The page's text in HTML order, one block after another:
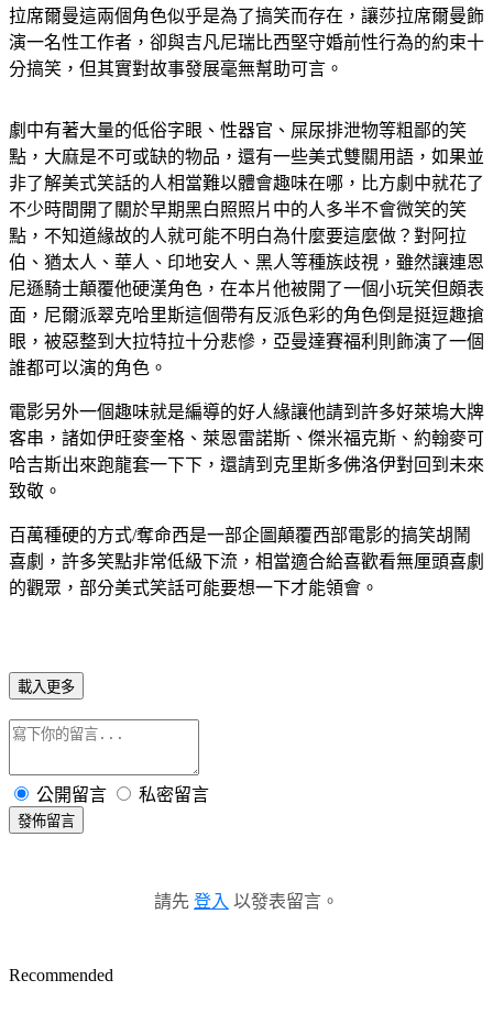
拉席爾曼這兩個角色似乎是為了搞笑而存在，讓莎拉席爾曼飾
演一名性工作者，卻與吉凡尼瑞比西堅守婚前性行為的約束十
分搞笑，但其實對故事發展毫無幫助可言。
劇中有著大量的低俗字眼、性器官、屎尿排泄物等粗鄙的笑
點，大麻是不可或缺的物品，還有一些美式雙關用語，如果並
非了解美式笑話的人相當難以體會趣味在哪，比方劇中就花了
不少時間開了關於早期黑白照照片中的人多半不會微笑的笑
點，不知道緣故的人就可能不明白為什麼要這麼做？對阿拉
伯、猶太人、華人、印地安人、黑人等種族歧視，雖然讓連恩
尼遜騎士顛覆他硬漢角色，在本片他被開了一個小玩笑但頗表
面，尼爾派翠克哈里斯這個帶有反派色彩的角色倒是挺逗趣搶
眼，被惡整到大拉特拉十分悲慘，亞曼達賽福利則飾演了一個
誰都可以演的角色。
電影另外一個趣味就是編導的好人緣讓他請到許多好萊塢大牌
客串，諸如伊旺麥奎格、萊恩雷諾斯、傑米福克斯、約翰麥可
哈吉斯出來跑龍套一下下，還請到克里斯多佛洛伊對回到未來
致敬。
百萬種硬的方式/奪命西是一部企圖顛覆西部電影的搞笑胡鬧
喜劇，許多笑點非常低級下流，相當適合給喜歡看無厘頭喜劇
的觀眾，部分美式笑話可能要想一下才能領會。
載入更多
公開留言 私密留言
發佈留言
請先 登入 以發表留言。
Recommended